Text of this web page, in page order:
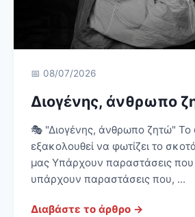
📅 08/07/2026
Διογένης, άνθρωπο
🎭 "Διογένης, άνθρωπο ζητώ" Το
εξακολουθεί να φωτίζει το
μας Υπάρχουν παραστάσεις που
υπάρχουν παραστάσεις που, ...
Διαβάστε το άρθρο →